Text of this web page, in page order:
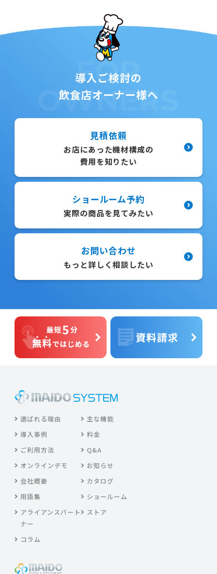
導入ご検討の
飲食店オーナー様へ
FOR
OWNERS
見積依頼
お店にあった機材構成の
費用を知りたい
ショールーム予約
実際の商品を見てみたい
お問い合わせ
もっと詳しく相談したい
選ばれる理由
主な機能
導入事例
料金
ご利用方法
Q&A
オンラインデモ
お知らせ
会社概要
カタログ
用語集
ショールーム
アライアンスパート
ナー
ストア
コラム